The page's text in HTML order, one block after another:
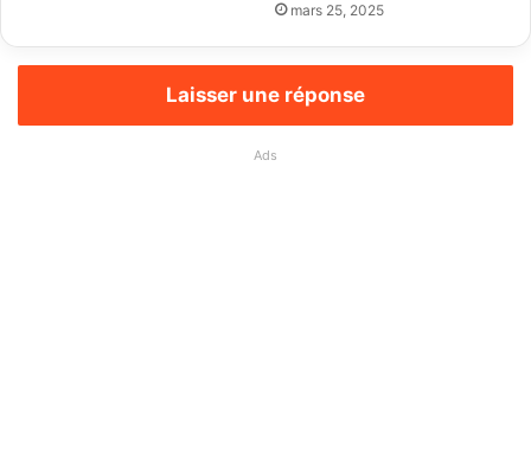
mars 25, 2025
Laisser une réponse
Ads